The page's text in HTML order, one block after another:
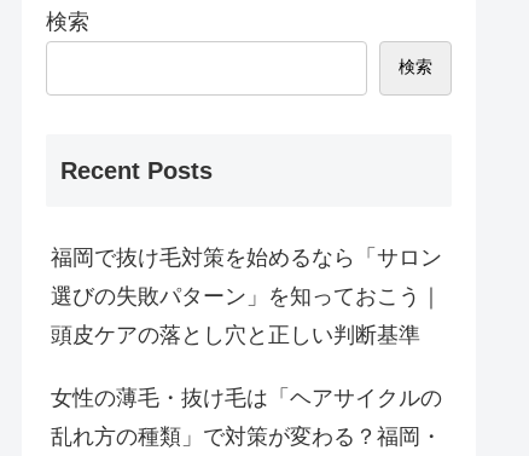
検索
検索
Recent Posts
福岡で抜け毛対策を始めるなら「サロン
選びの失敗パターン」を知っておこう｜
頭皮ケアの落とし穴と正しい判断基準
女性の薄毛・抜け毛は「ヘアサイクルの
乱れ方の種類」で対策が変わる？福岡・